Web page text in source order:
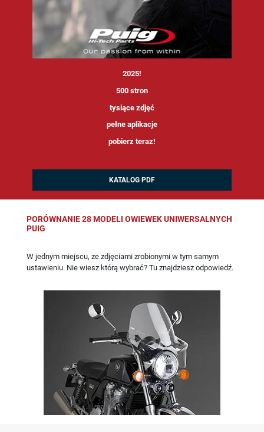
2025!
500 stron
tysiące zdjęć
pełne aplikacje
pobierz teraz!
KATALOG PDF
PORÓWNANIE 28 MODELI OWIEWEK UNIWERSALNYCH
PUIG
W jednym miejscu, ze zdjęciami zrobionymi w tym samym
ustawieniu. Nie wiesz którą wybrać? Tu znajdziesz odpowiedź.